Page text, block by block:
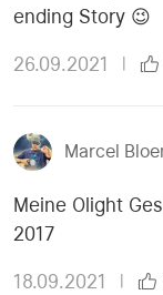
ending Story 😉
26.09.2021 |
Marcel
Meine Olight
2017
18.09.2021